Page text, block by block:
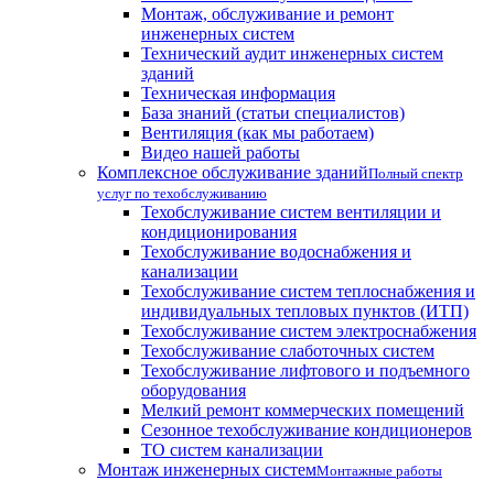
Монтаж, обслуживание и ремонт
инженерных систем
Технический аудит инженерных систем
зданий
Техническая информация
База знаний (статьи специалистов)
Вентиляция (как мы работаем)
Видео нашей работы
Комплексное обслуживание зданийПолный спектр
услуг по техобслуживанию
Техобслуживание систем вентиляции и
кондиционирования
Техобслуживание водоснабжения и
канализации
Техобслуживание систем теплоснабжения и
индивидуальных тепловых пунктов (ИТП)
Техобслуживание систем электроснабжения
Техобслуживание слаботочных систем
Техобслуживание лифтового и подъемного
оборудования
Мелкий ремонт коммерческих помещений
Сезонное техобслуживание кондиционеров
ТО систем канализации
Монтаж инженерных системМонтажные работы